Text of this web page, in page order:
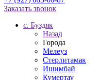
Заказать звонок
c. Буздяк
Назад
Города
Мелеуз
Стерлитамак
Ишимбай
Кумертау